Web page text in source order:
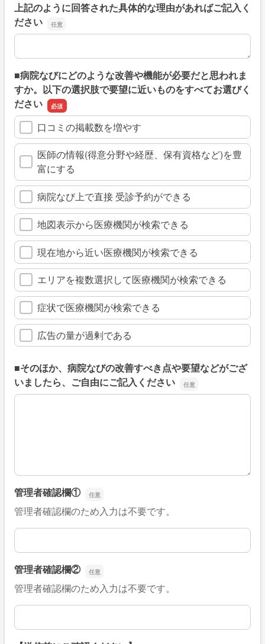
上記のように回答された具体的な理由があればご記入く
ださい
上記のように回答された具体的な理由があればご記入くだ
■病院なびにどのような改善や機能が必要だと思われま
すか。以下の選択肢で要望に近いものをすべてお選びく
ださい
口コミの掲載数を増やす
医師の情報(得意分野や経歴、保有資格など)を豊
富にする
病院なび上で直接 受診予約ができる
地図表示から医療機関が検索できる
現在地から近い医療機関が検索できる
エリアを複数選択して医療機関が検索できる
症状で医療機関が検索できる
広告の量が過剰である
■そのほか、病院なびの改善すべき点や要望などがござ
いましたら、ご自由にご記入ください
■そのほか、病院なびの改善すべき点や要望などがござい
管理者確認欄①
管理者確認欄のため入力は不要です。
管理者確認欄①
管理者確認欄②
管理者確認欄のため入力は不要です。
管理者確認欄②